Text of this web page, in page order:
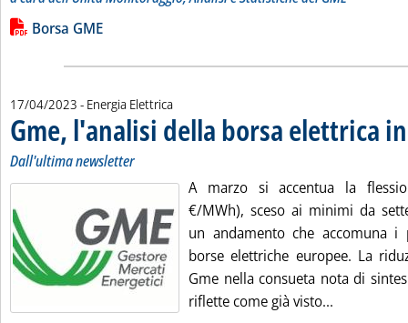
Leggi tutta la notizia: 'Risultati della Borsa elettrica'
Lista allegati PDF alla notizia
Borsa GME
17/04/2023 - Energia Elettrica
Gme, l'analisi della borsa elettrica
Dall'ultima newsletter
A marzo si accentua la
€/MWh), sceso ai minimi da
un andamento che accomuna i
borse elettriche europee. La
Gme nella consueta nota di
riflette come già visto...